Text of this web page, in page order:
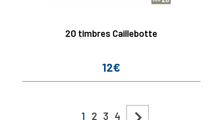
20 timbres Caillebotte
Prix
12€
1 2 3 4